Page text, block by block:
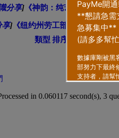
分享]《神韵：纯艺术还是邪教
享]《纽约州劳工部调查法轮功神
類型 排序方式
in 0.060117 second(s), 3